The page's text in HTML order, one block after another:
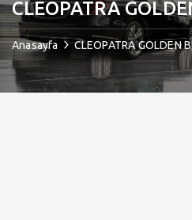
CLEOPATRA
Anasayfa CLEOPATRA GOLDEN